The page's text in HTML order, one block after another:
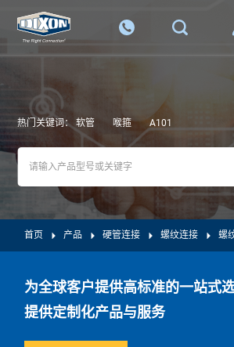
热门关键词：软管 喉箍 A101
首页 产品 硬管连接 螺纹连接 螺
为全球客户提供高标准的一站式
提供定制化产品与服务